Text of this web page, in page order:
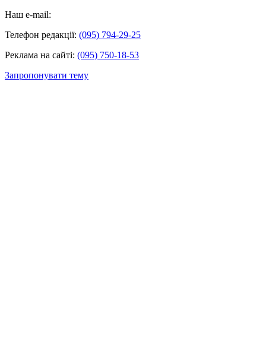
Наш e-mail:
Телефон редакції: (095) 794-29-25
Реклама на сайті: (095) 750-18-53
Запропонувати тему